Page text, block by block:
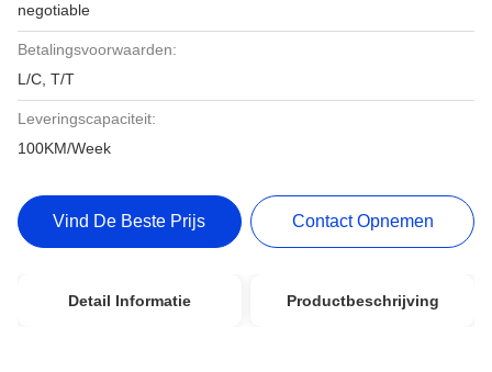
negotiable
Betalingsvoorwaarden:
L/C, T/T
Leveringscapaciteit:
100KM/Week
Vind De Beste Prijs Contact Opnemen
Detail Informatie Productbeschrijving